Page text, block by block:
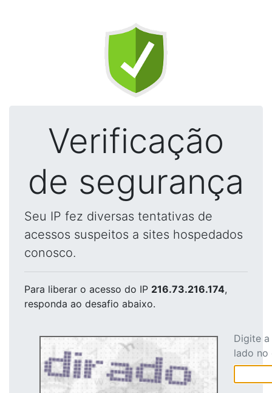
Verificação
de segurança
Seu IP fez diversas tentativas de
acessos suspeitos a sites hospedados
conosco.
Para liberar o acesso do IP 216.73.216.174,
responda ao desafio abaixo.
Digite
lado no